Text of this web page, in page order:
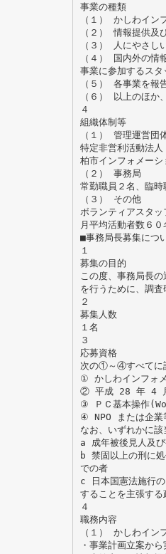
事業の種類
（１） かしわイン
（２） 情報提供及
（３） 人にやさし
（４） 国内外の情
事業に参加するス
（５） 各事業を報
（６） 以上のほか
４
組織体制等
（１） 管理運営団
特定非営利活動法人
柏市インフォメーシ
（２） 事務局
常勤職員２名、臨時
（３） その他
ボランティアスタッ
月平均活動者数６０
■事務局長募集につ
１
募集の目的
この度、事務局長
を行うために、調
２
募集人数
１名
３
応募資格
次の①～④すべてに
① かしわインフォ
② 平成 28 年 4 月
③ ＰＣ基本操作
④ NPO または企業
なお、いずれかに該
a 成年被後見人及び
b 禁固以上の刑に
での者
c 日本国憲法施行の
することを主張す
４
職務内容
（１） かしわイン
・事業計画立案か